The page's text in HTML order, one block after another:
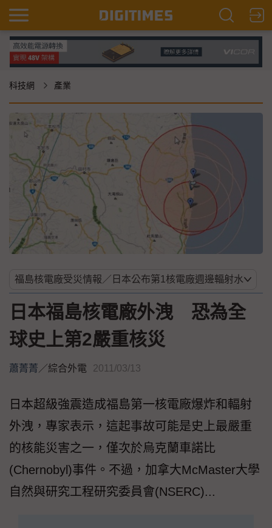
科技網 產業
日本福島核電廠外洩 恐為全
球史上第2嚴重核災
蕭菁菁 ／綜合外電 2011/03/13
日本超級強震造成福島第一核電廠爆炸和輻射
外洩，專家表示，這起事故可能是史上最嚴重
的核能災害之一，僅次於烏克蘭車諾比
(Chernobyl)事件。不過，加拿大McMaster大學
自然與研究工程研究委員會(NSERC)...